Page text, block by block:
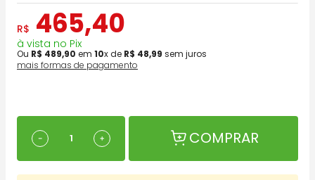
R$ 465,40
à vista no Pix
Ou R$ 489,90 em 10x de R$ 48,99 sem juros
mais formas de pagamento
＋
－ COMPRAR